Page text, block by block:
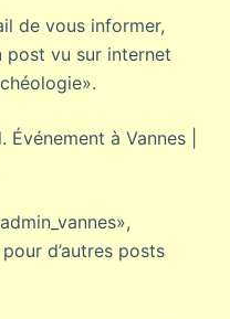
de vous informer,
post vu sur internet
à Vannes |
d’autres posts